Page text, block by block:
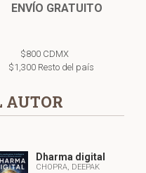
ENVÍO GRATUITO
$800 CDMX
$1,300 Resto del país
AUTOR
Dharma digital
CHOPRA, DEEPAK